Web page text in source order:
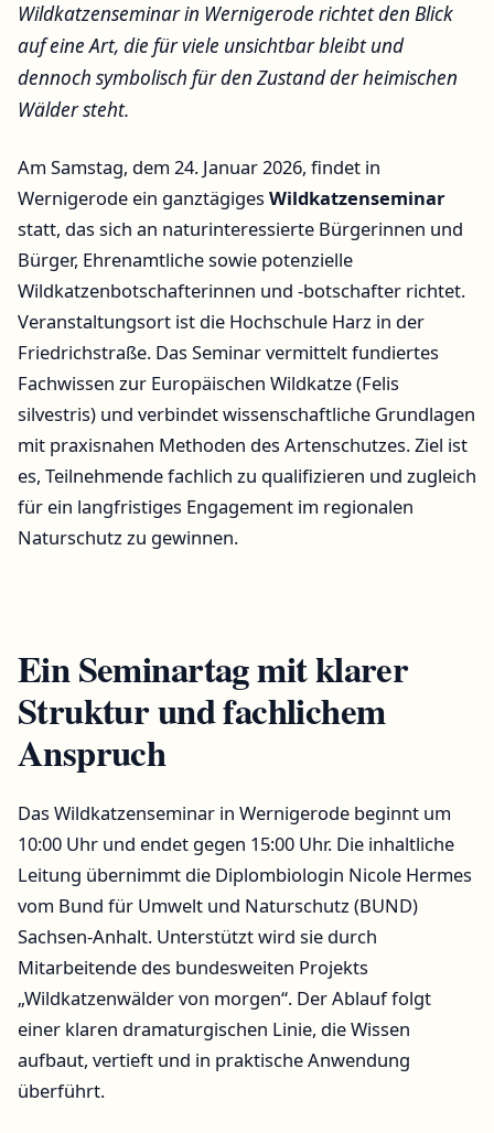
Wildkatzenseminar in Wernigerode richtet den Blick
auf eine Art, die für viele unsichtbar bleibt und
dennoch symbolisch für den Zustand der heimischen
Wälder steht.
Am Samstag, dem 24. Januar 2026, findet in
Wernigerode ein ganztägiges Wildkatzenseminar
statt, das sich an naturinteressierte Bürgerinnen und
Bürger, Ehrenamtliche sowie potenzielle
Wildkatzenbotschafterinnen und -botschafter richtet.
Veranstaltungsort ist die Hochschule Harz in der
Friedrichstraße. Das Seminar vermittelt fundiertes
Fachwissen zur Europäischen Wildkatze (Felis
silvestris) und verbindet wissenschaftliche Grundlagen
mit praxisnahen Methoden des Artenschutzes. Ziel ist
es, Teilnehmende fachlich zu qualifizieren und zugleich
für ein langfristiges Engagement im regionalen
Naturschutz zu gewinnen.
Ein Seminartag mit klarer
Struktur und fachlichem
Anspruch
Das Wildkatzenseminar in Wernigerode beginnt um
10:00 Uhr und endet gegen 15:00 Uhr. Die inhaltliche
Leitung übernimmt die Diplombiologin Nicole Hermes
vom Bund für Umwelt und Naturschutz (BUND)
Sachsen-Anhalt. Unterstützt wird sie durch
Mitarbeitende des bundesweiten Projekts
„Wildkatzenwälder von morgen“. Der Ablauf folgt
einer klaren dramaturgischen Linie, die Wissen
aufbaut, vertieft und in praktische Anwendung
überführt.